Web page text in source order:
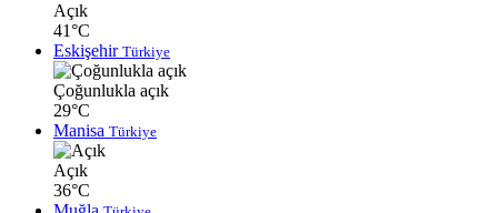
Açık
41°C
Eskişehir Türkiye
Çoğunlukla açık
29°C
Manisa Türkiye
Açık
36°C